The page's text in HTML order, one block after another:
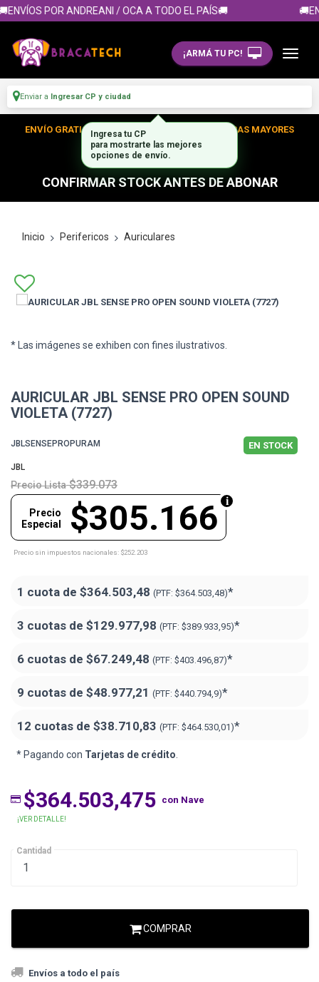
POR ANDREANI / OCA A TODO EL PAÍS🚚
¡ARMÁ TU PC!
Enviar a Ingresar CP y ciudad
ENVÍO GRATIS DENTRO DE CABA EN TUS COMPRAS MAYORES
A $300.000
CONFIRMAR STOCK ANTES DE ABONAR
Inicio Perifericos Auriculares
* Las imágenes se exhiben con fines ilustrativos.
AURICULAR JBL SENSE PRO OPEN SOUND
VIOLETA (7727)
JBLSENSEPROPURAM EN STOCK
JBL
Precio Lista $339.073
$305.166
Precio
Especial
Precio sin impuestos nacionales: $252.203
1 cuota de $364.503,48 (PTF: $364.503,48)*
3 cuotas de $129.977,98 (PTF: $389.933,95)*
6 cuotas de $67.249,48 (PTF: $403.496,87)*
9 cuotas de $48.977,21 (PTF: $440.794,9)*
12 cuotas de $38.710,83 (PTF: $464.530,01)*
* Pagando con Tarjetas de crédito
$364.503,475 con Nave
¡VER DETALLE!
Cantidad
COMPRAR
Envíos a todo el país
Ingresa tu CP
para mostrarte las mejores
opciones de envío.